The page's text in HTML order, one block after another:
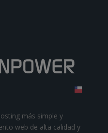
más simple y
web de alta calidad y